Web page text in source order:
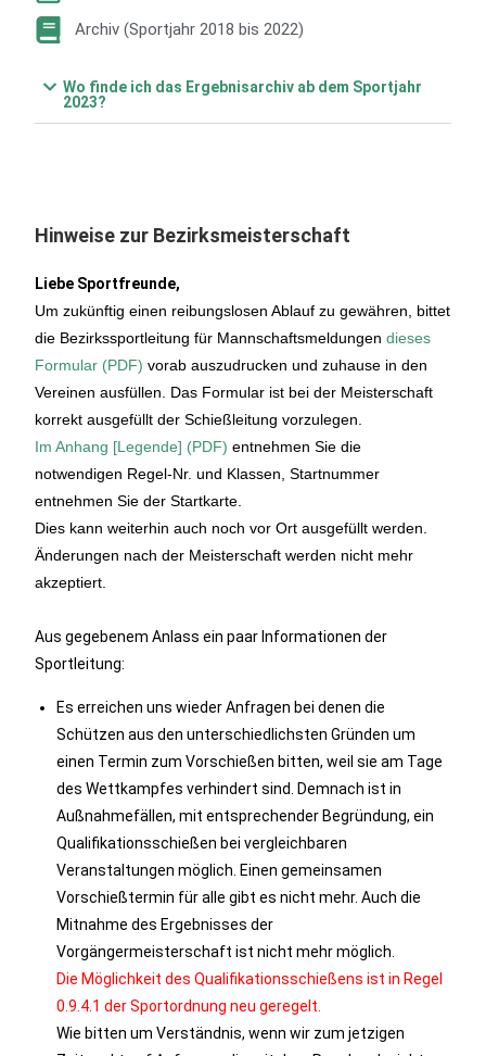
Archiv (Sportjahr 2018 bis 2022)
Wo finde ich das Ergebnisarchiv ab dem Sportjahr
2023?
Hinweise zur Bezirksmeisterschaft
Liebe Sportfreunde,
Um zukünftig einen reibungslosen Ablauf zu gewähren, bittet
die Bezirkssportleitung für Mannschaftsmeldungendieses
Formular (PDF) vorab auszudrucken und zuhause in den
Vereinen ausfüllen. Das Formular ist bei der Meisterschaft
korrekt ausgefüllt der Schießleitung vorzulegen.
Im Anhang [Legende] (PDF) entnehmen Sie die
notwendigen Regel-Nr. und Klassen, Startnummer
entnehmen Sie der Startkarte.
Dies kann weiterhin auch noch vor Ort ausgefüllt werden.
Änderungen nach der Meisterschaft werden nicht mehr
akzeptiert.
Aus gegebenem Anlass ein paar Informationen der
Sportleitung:
Es erreichen uns wieder Anfragen bei denen die
Schützen aus den unterschiedlichsten Gründen um
einen Termin zum Vorschießen bitten, weil sie am Tage
des Wettkampfes verhindert sind. Demnach ist in
Außnahmefällen, mit entsprechender Begründung, ein
Qualifikationsschießen bei vergleichbaren
Veranstaltungen möglich. Einen gemeinsamen
Vorschießtermin für alle gibt es nicht mehr. Auch die
Mitnahme des Ergebnisses der
Vorgängermeisterschaft ist nicht mehr möglich.
Die Möglichkeit des Qualifikationsschießens ist in Regel
0.9.4.1 der Sportordnung neu geregelt.
Wie bitten um Verständnis, wenn wir zum jetzigen